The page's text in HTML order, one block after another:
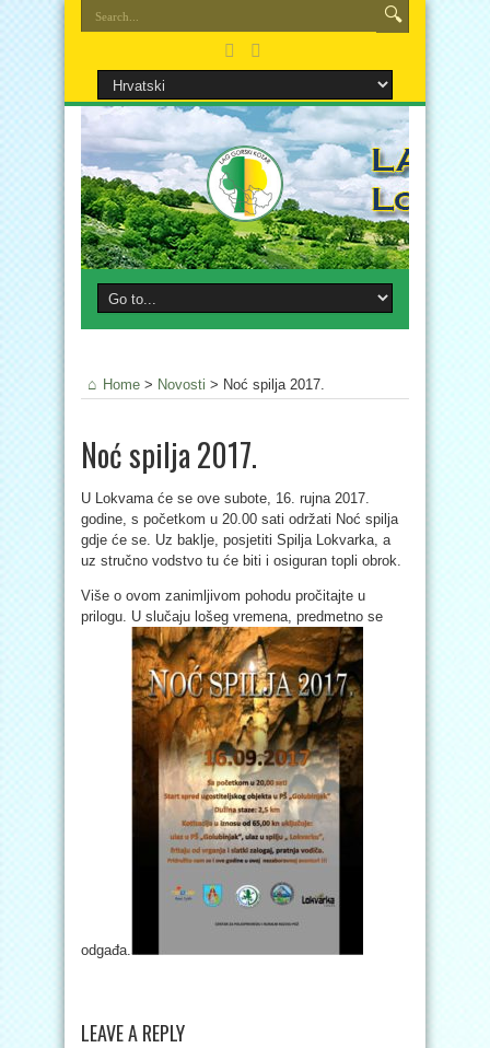
Home > Novosti > Noć spilja 2017.
Noć spilja 2017.
U Lokvama će se ove subote, 16. rujna 2017.
godine, s početkom u 20.00 sati održati Noć spilja
gdje će se. Uz baklje, posjetiti Spilja Lokvarka, a
uz stručno vodstvo tu će biti i osiguran topli obrok.
Više o ovom zanimljivom pohodu pročitajte u
prilogu. U slučaju lošeg vremena, predmetno se
odgađa.
LEAVE A REPLY